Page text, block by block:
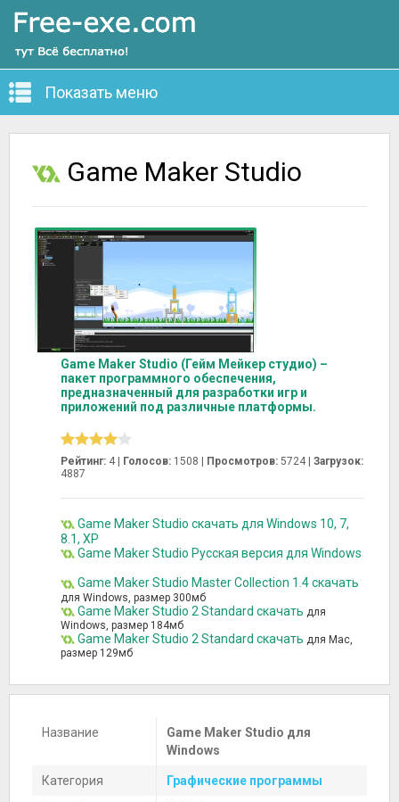
Показать меню
Game Maker Studio
Game Maker Studio (Гейм Мейкер студио) –
пакет программного обеспечения,
предназначенный для разработки игр и
приложений под различные платформы.
Рейтинг: 4 | Голосов: 1508 | Просмотров: 5724 | Загрузок:
4887
Game Maker Studio скачать для Windows 10, 7,
8.1, XP
Game Maker Studio Русская версия для Windows
Game Maker Studio Master Collection 1.4 скачать
для Windows, размер 300мб
Game Maker Studio 2 Standard скачать для
Windows, размер 184мб
Game Maker Studio 2 Standard скачать для Mac,
размер 129мб
Название
Game Maker Studio для
Windows
Категория Графические программы